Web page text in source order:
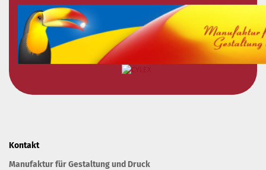
Kontakt
Manufaktur für Gestaltung und Druck